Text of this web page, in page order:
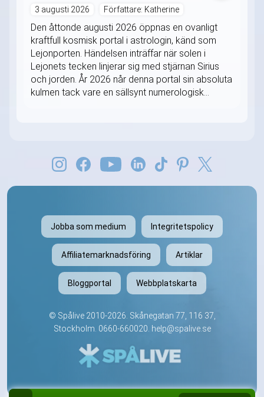
3 augusti 2026 Författare: Katherine
Den åttonde augusti 2026 öppnas en ovanligt
kraftfull kosmisk portal i astrologin, känd som
Lejonporten. Händelsen inträffar när solen i
Lejonets tecken linjerar sig med stjärnan Sirius
och jorden. År 2026 når denna portal sin absoluta
kulmen tack vare en sällsynt numerologisk...
Jobba som medium Integritetspolicy
Affiliatemarknadsföring Artiklar
Bloggportal Webbplatskarta
© Spålive2010-2026. Skånegatan 77, 116 37,
Stockholm. 0660-660020. help@spalive.se